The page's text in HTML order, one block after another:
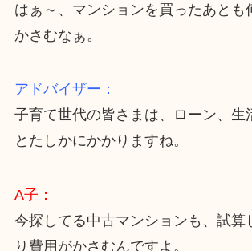
はぁ～、マンションを買ったあとも
かさむなぁ。
アドバイザー：
子育て世代の皆さまは、ローン、生
とたしかにかかりますね。
A子：
今探してる中古マンションも、試算
り費用がかさむんですよ。